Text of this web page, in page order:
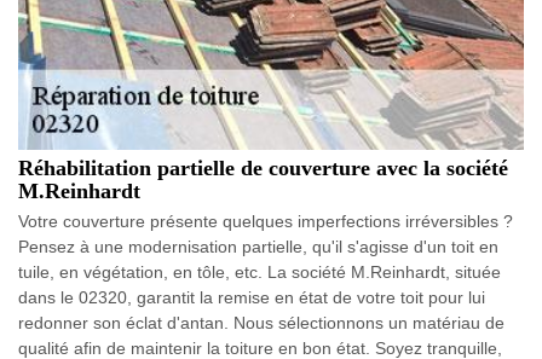
Réhabilitation partielle de couverture avec la société
M.Reinhardt
Votre couverture présente quelques imperfections irréversibles ?
Pensez à une modernisation partielle, qu'il s'agisse d'un toit en
tuile, en végétation, en tôle, etc. La société M.Reinhardt, située
dans le 02320, garantit la remise en état de votre toit pour lui
redonner son éclat d'antan. Nous sélectionnons un matériau de
qualité afin de maintenir la toiture en bon état. Soyez tranquille,